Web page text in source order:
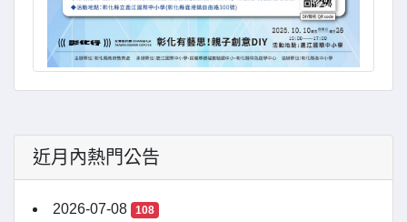
近月內熱門公告
2026-07-08 108